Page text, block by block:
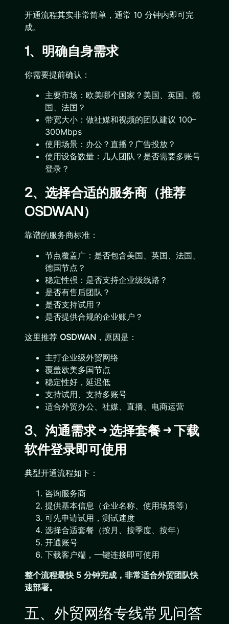
开通流程其实非常简单，通常 10 分钟内即可完
成。
1、明确自身需求
你需要提前确认：
主要市场：欧美哪个国家？美国、英国、德
国、法国？
带宽大小：做社媒和视频的团队建议 100–
300Mbps
使用场景：办公？直播？广告投放？
使用设备数量：几人团队？是否需要多账号
登录？
2、选择合适的服务商（推荐
OSDWAN）
靠谱的服务商标准：
节点覆盖广：是否包含美国、英国、法国、
德国节点？
稳定性强：是否支持企业级线路？
是否有售后团队？
是否支持试用？
是否提供合规的企业账户？
这里推荐 OSDWAN ，原因是：
主打企业级外贸网络
覆盖欧美多国节点
稳定性好，延迟低
支持试用、支持多账号
适合外贸办公、社媒、直播、电商运营
3、沟通需求 → 选择套餐 → 下载
软件登录即可使用
典型开通流程如下：
咨询服务商
提供基本信息（企业名称、使用场景等）
可先申请试用，测试速度
选择合适套餐（按月、按季度、按年）
开通账号
下载客户端，一键连接即可使用
整个流程最快 5 分钟完成，非常适合外贸团队快
速部署。
五、外贸网络专线常见问答